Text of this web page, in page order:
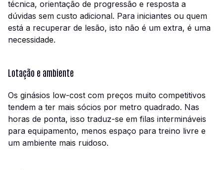
técnica, orientação de progressão e resposta a
dúvidas sem custo adicional. Para iniciantes ou quem
está a recuperar de lesão, isto não é um extra, é uma
necessidade.
Lotação e ambiente
Os ginásios low-cost com preços muito competitivos
tendem a ter mais sócios por metro quadrado. Nas
horas de ponta, isso traduz-se em filas intermináveis
para equipamento, menos espaço para treino livre e
um ambiente mais ruidoso.